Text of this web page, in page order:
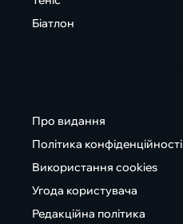
Біатлон
Про видання
Політика конфіденційності
Використання cookies
Угода користувача
Редакційна політика